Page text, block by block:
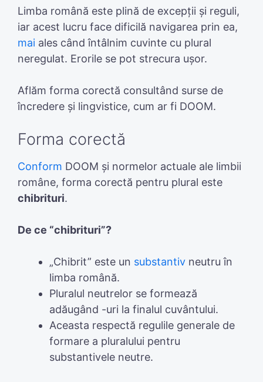
Limba română este plină de excepții și reguli,
iar acest lucru face dificilă navigarea prin ea,
mai ales când întâlnim cuvinte cu plural
neregulat. Erorile se pot strecura ușor.
Aflăm forma corectă consultând surse de
încredere și lingvistice, cum ar fi DOOM.
Forma corectă
Conform DOOM și normelor actuale ale limbii
române, forma corectă pentru plural este
chibrituri.
De ce “chibrituri”?
„Chibrit” este un substantiv neutru în
limba română.
Pluralul neutrelor se formează
adăugând -uri la finalul cuvântului.
Aceasta respectă regulile generale de
formare a pluralului pentru
substantivele neutre.